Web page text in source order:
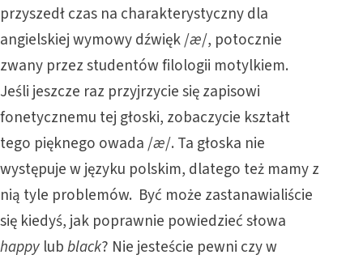
przyszedł czas na charakterystyczny dla
angielskiej wymowy dźwięk /æ/, potocznie
zwany przez studentów filologii motylkiem.
Jeśli jeszcze raz przyjrzycie się zapisowi
fonetycznemu tej głoski, zobaczycie kształt
tego pięknego owada /æ/. Ta głoska nie
występuje w języku polskim, dlatego też mamy z
nią tyle problemów. Być może zastanawialiście
się kiedyś, jak poprawnie powiedzieć słowa
happy lubblack? Nie jesteście pewni czy w